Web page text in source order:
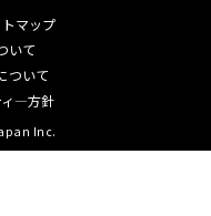
に対応しました。
変更点
ADV C3900シリー
、MF7725F
マップ
いて
ついて
ィ―方針
Inc.